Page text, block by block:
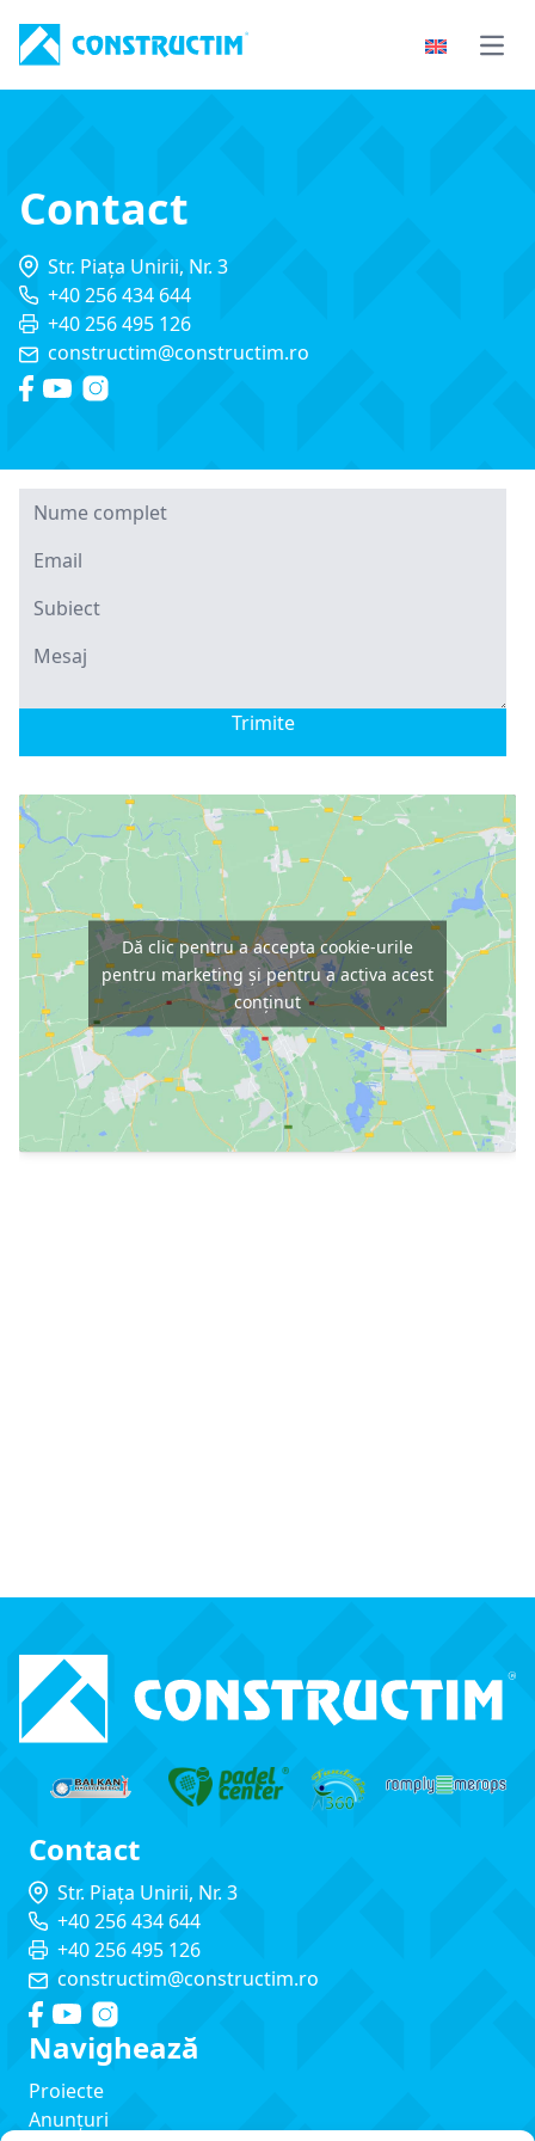
Contact
Str. Piața Unirii, Nr. 3
+40 256 434 644
+40 256 495 126
constructim@constructim.ro
Trimite
Dă clic pentru a accepta cookie-urile
pentru marketing și pentru a activa acest
conținut
Contact
Str. Piața Unirii, Nr. 3
+40 256 434 644
+40 256 495 126
constructim@constructim.ro
Navighează
Proiecte
Anunțuri